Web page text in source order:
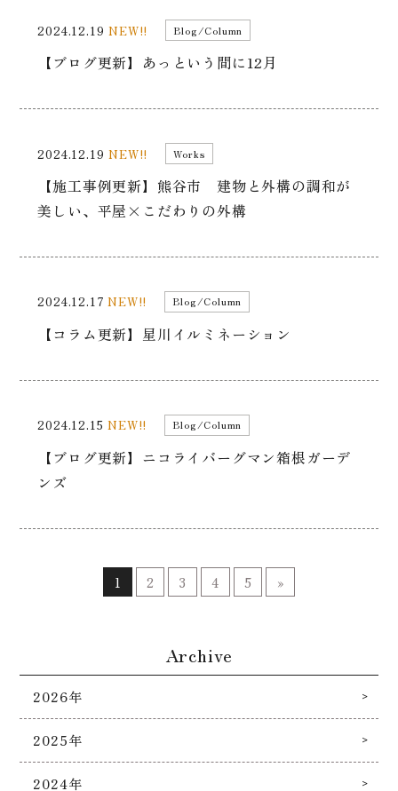
2024.12.19NEW!! Blog/Column
【ブログ更新】あっという間に12月
2024.12.19NEW!! Works
【施工事例更新】熊谷市 建物と外構の調和が
美しい、平屋×こだわりの外構
2024.12.17NEW!! Blog/Column
【コラム更新】星川イルミネーション
2024.12.15NEW!! Blog/Column
【ブログ更新】ニコライバーグマン箱根ガーデ
ンズ
1 2 3 4 5 »
Archive
2026年
2025年
2024年